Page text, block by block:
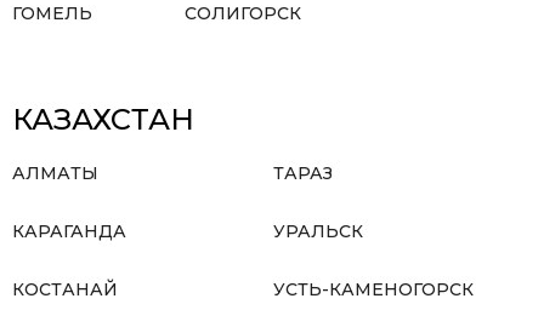
ГОМЕЛЬ СОЛИГОРСК
КАЗАХСТАН
АЛМАТЫ
КАРАГАНДА
КОСТАНАЙ
ТАРАЗ
УРАЛЬСК
УСТЬ-КАМЕНОГОРСК